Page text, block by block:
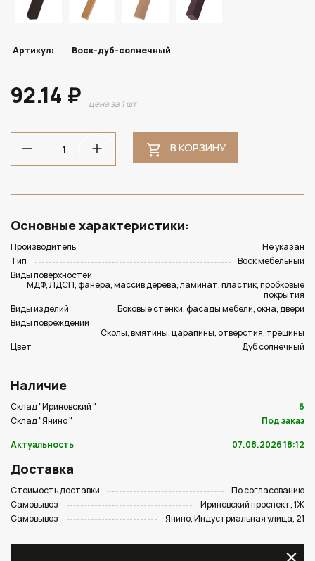
Артикул: Воск-дуб-солнечный
92.14 ₽ цена за 1 шт
В КОРЗИНУ
Основные характеристики:
Производитель
Не указан
Тип
Воск мебельный
Виды поверхностей
МДФ, ЛДСП, фанера, массив дерева, ламинат, пластик, пробковые
покрытия
Виды изделий
Боковые стенки, фасады мебели, окна, двери
Виды повреждений
Сколы, вмятины, царапины, отверстия, трещины
Цвет
Дуб солнечный
Наличие
Склад "Ириновский "
6
Склад "Янино "
Под заказ
Актуальность
07.08.2026 18:12
Доставка
Стоимость доставки
По согласованию
Самовывоз
Ириновский проспект, 1Ж
Самовывоз
Янино, Индустриальная улица, 21